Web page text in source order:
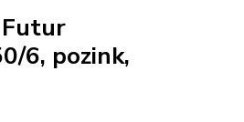
6, pozink,